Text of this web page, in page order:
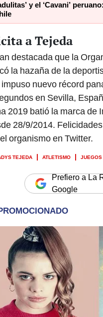
y el ‘Cavani’
a Tejeda
destacada que la
la hazaña de la
nuevo récord
en Sevilla,
2019 batió la marca de
28/9/2014.
organismo en Twitter.
TEJEDA ATLETISMO
Prefiero a La
Google